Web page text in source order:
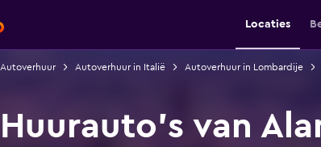
Locaties
Autoverhuur Autoverhuur in Italië Autoverhuur in Lombardije
Huurauto's van